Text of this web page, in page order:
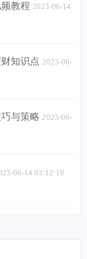
教程 2023-06-14
知识点 2023-06-
与策略 2023-06-
06-14 03:12:19